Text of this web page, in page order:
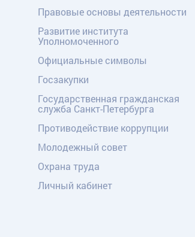
Правовые основы деятельности
Развитие института
Уполномоченного
Официальные символы
Госзакупки
Государственная гражданская
служба Санкт-Петербурга
Противодействие коррупции
Молодежный совет
Охрана труда
Личный кабинет